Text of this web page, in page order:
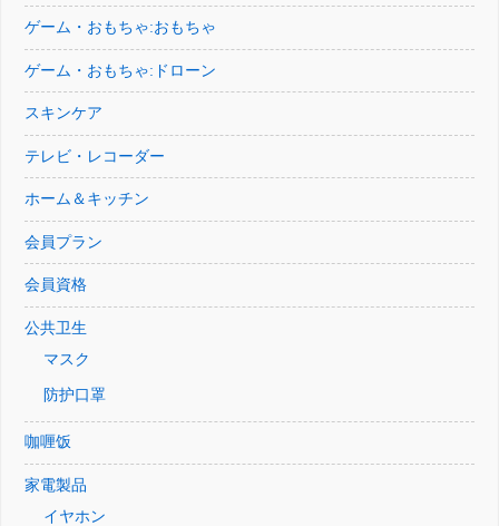
ゲーム・おもちゃ:おもちゃ
ゲーム・おもちゃ:ドローン
スキンケア
テレビ・レコーダー
ホーム＆キッチン
会員プラン
会員資格
公共卫生
マスク
防护口罩
咖喱饭
家電製品
イヤホン